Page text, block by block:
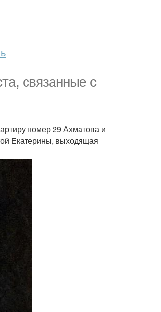
связанные с
номер 29 Ахматова и
Екатерины, выходящая